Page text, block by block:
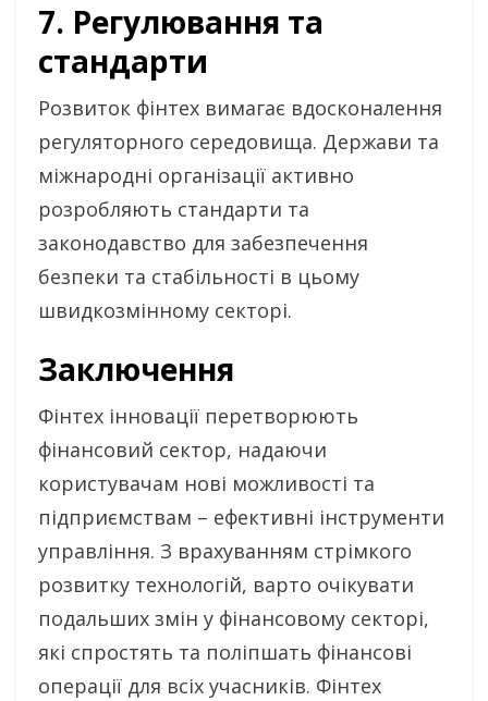
7. Регулювання та
стандарти
Розвиток фінтех вимагає вдосконалення
регуляторного середовища. Держави та
міжнародні організації активно
розробляють стандарти та
законодавство для забезпечення
безпеки та стабільності в цьому
швидкозмінному секторі.
Заключення
Фінтех інновації перетворюють
фінансовий сектор, надаючи
користувачам нові можливості та
підприємствам – ефективні інструменти
управління. З врахуванням стрімкого
розвитку технологій, варто очікувати
подальших змін у фінансовому секторі,
які спростять та поліпшать фінансові
операції для всіх учасників. Фінтех